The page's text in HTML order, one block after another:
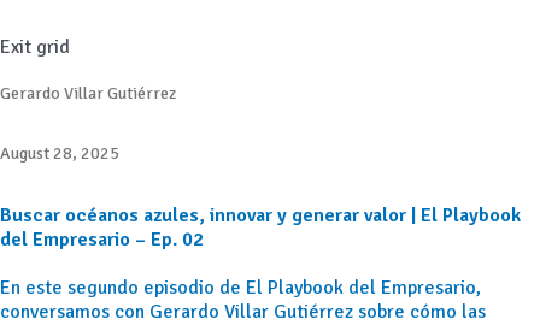
Exit grid
Gerardo Villar Gutiérrez
August 28, 2025
Buscar océanos azules, innovar y generar valor | El Playbook
del Empresario – Ep. 02
En este segundo episodio de El Playbook del Empresario,
conversamos con Gerardo Villar Gutiérrez sobre cómo las